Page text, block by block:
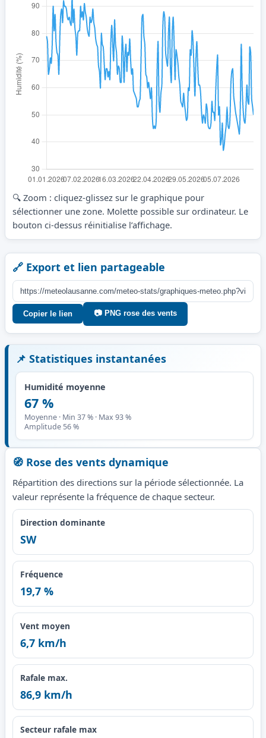
🔍 Zoom : cliquez-glissez sur le graphique pour
sélectionner une zone. Molette possible sur ordinateur. Le
bouton ci-dessus réinitialise l’affichage.
🔗 Export et lien partageable
Copier le lien 📷 PNG rose des vents
📌 Statistiques instantanées
Humidité moyenne
67 %
Moyenne · Min 37 % · Max 93 %
Amplitude 56 %
🧭 Rose des vents dynamique
Répartition des directions sur la période sélectionnée. La
valeur représente la fréquence de chaque secteur.
Direction dominante
SW
Fréquence
19,7 %
Vent moyen
6,7 km/h
Rafale max.
86,9 km/h
Secteur rafale max